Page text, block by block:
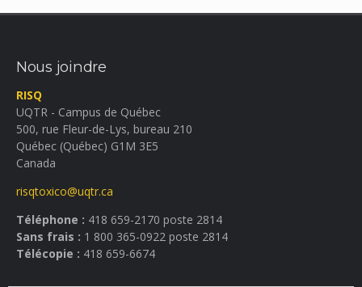
Nous joindre
RISQ
UQTR - Campus de Québec
500, rue Fleur-de-Lys, bureau 210
Québec (Québec) G1M 3E5
Canada
risqtoxico@uqtr.ca
Téléphone : 418 659-2170 poste 2814
Sans frais : 1 800 365-0922 poste 2814
Télécopie : 418 659-6674